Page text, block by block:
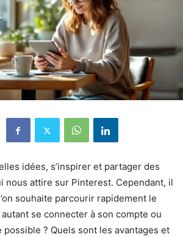
idées, s’inspirer et partager des
nous attire sur Pinterest. Cependant, il
souhaite parcourir rapidement le
se connecter à son compte ou
? Quels sont les avantages et